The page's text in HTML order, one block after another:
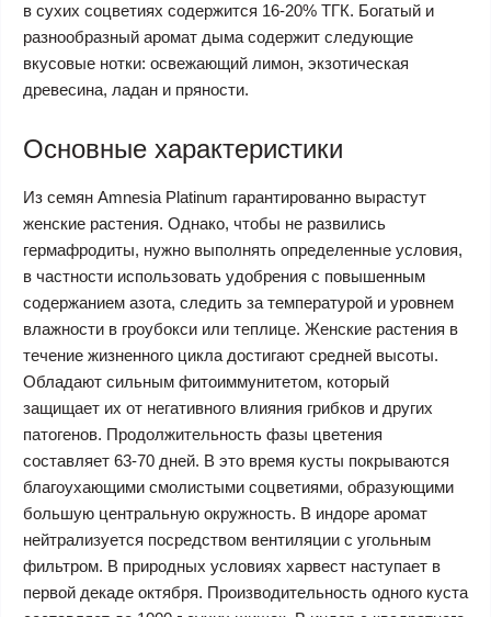
в сухих соцветиях содержится 16-20% ТГК. Богатый и
разнообразный аромат дыма содержит следующие
вкусовые нотки: освежающий лимон, экзотическая
древесина, ладан и пряности.
Основные характеристики
Из семян Amnesia Platinum гарантированно вырастут
женские растения. Однако, чтобы не развились
гермафродиты, нужно выполнять определенные условия,
в частности использовать удобрения с повышенным
содержанием азота, следить за температурой и уровнем
влажности в гроубокси или теплице. Женские растения в
течение жизненного цикла достигают средней высоты.
Обладают сильным фитоиммунитетом, который
защищает их от негативного влияния грибков и других
патогенов. Продолжительность фазы цветения
составляет 63-70 дней. В это время кусты покрываются
благоухающими смолистыми соцветиями, образующими
большую центральную окружность. В индоре аромат
нейтрализуется посредством вентиляции с угольным
фильтром. В природных условиях харвест наступает в
первой декаде октября. Производительность одного куста